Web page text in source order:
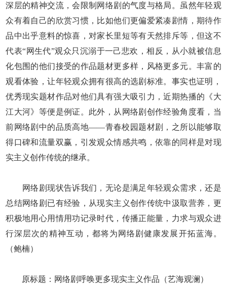
深层的精神交流，会限制网络剧的气度与格局。虽然年轻观
众有着自己的欣赏习惯，比如他们更偏爱紧凑剧情，期待作
品中出乎意料的惊喜，对家长里短等有天然排斥等，但这不
代表“网生代”观众只沉溺于一己悲欢，相反，从小就被信息
化包围的他们接受的作品题材更多样，风格更多元。丰富的
观看体验，让年轻观众拥有很高的选剧标准。事实也证明，
优秀现实题材作品对他们具有强大吸引力，近期热播的《大
江大河》等便是例证。此外，从网络剧创作经验角度看，当
前网络剧中的品质高地——青春校园题材剧，之所以能够取
得口碑和流量双赢，引发观众情感共鸣，依靠的同样是对现
实主义创作传统的继承。
网络剧现状告诉我们，无论是满足年轻观众需求，还是
总结网络剧已有经验，从现实主义创作传统中汲取营养，更
积极地用心用情用功记录时代，传播正能量，力求与观众进
行深层次的精神互动，都将为网络剧健康发展开拓蓝海。
（鲍楠）
原标题：网络剧呼唤更多现实主义作品（艺海观澜）